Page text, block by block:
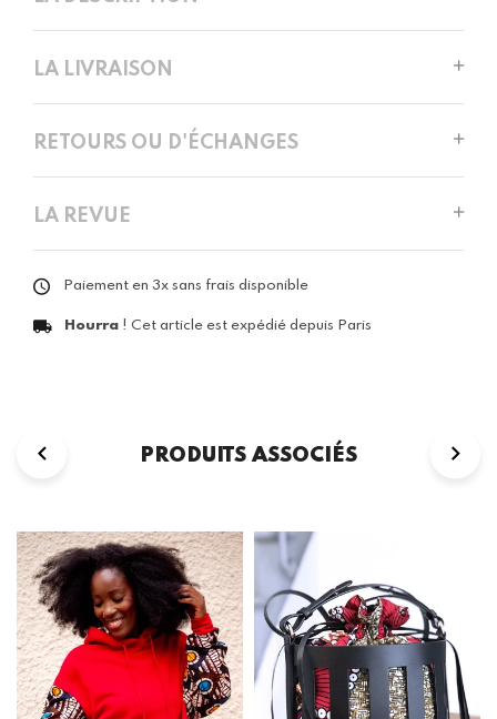
LA LIVRAISON
RETOURS OU D'ÉCHANGES
LA REVUE
Paiement en 3x sans frais disponible
Hourra ! Cet article est expédié depuis Paris
PRODUITS ASSOCIÉS